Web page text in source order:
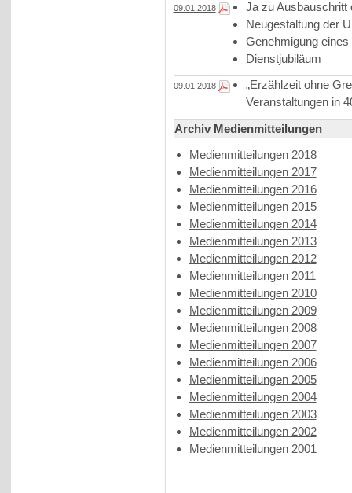
09.01.2018
Ja zu Ausbauschritt
Neugestaltung der
Genehmigung
Dienstjubiläum
09.01.2018
„Erzählzeit ohne
Veranstaltungen in
Archiv Medienmitteilungen
Medienmitteilungen 2018
Medienmitteilungen 2017
Medienmitteilungen 2016
Medienmitteilungen 2015
Medienmitteilungen 2014
Medienmitteilungen 2013
Medienmitteilungen 2012
Medienmitteilungen 2011
Medienmitteilungen 2010
Medienmitteilungen 2009
Medienmitteilungen 2008
Medienmitteilungen 2007
Medienmitteilungen 2006
Medienmitteilungen 2005
Medienmitteilungen 2004
Medienmitteilungen 2003
Medienmitteilungen 2002
Medienmitteilungen 2001